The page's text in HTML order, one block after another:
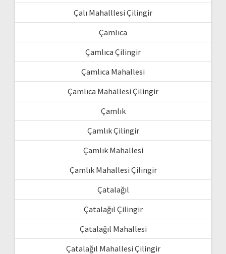
Çalı Mahalllesi Çilingir
Çamlıca
Çamlıca Çilingir
Çamlıca Mahallesi
Çamlıca Mahallesi Çilingir
Çamlık
Çamlık Çilingir
Çamlık Mahallesi
Çamlık Mahallesi Çilingir
Çatalağıl
Çatalağıl Çilingir
Çatalağıl Mahallesi
Çatalağıl Mahallesi Çilingir